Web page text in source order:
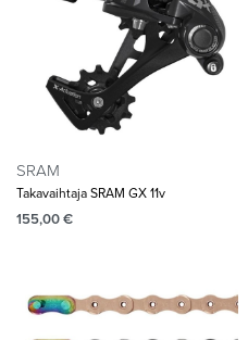
SRAM
Takavaihtaja SRAM GX 11v
155,00€